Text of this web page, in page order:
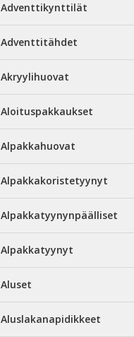
Adventtikynttilät
Adventtitähdet
Akryylihuovat
Aloituspakkaukset
Alpakkahuovat
Alpakkakoristetyynyt
Alpakkatyynynpäälliset
Alpakkatyynyt
Aluset
Aluslakanapidikkeet